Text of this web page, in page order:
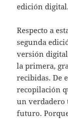
edición digital.
Respecto a
segunda
versión
la primera,
recibidas. De
recopilación
un verdadero
futuro.